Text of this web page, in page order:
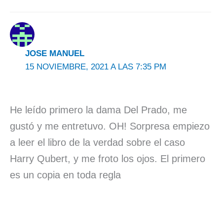
JOSE MANUEL
15 NOVIEMBRE, 2021 A LAS 7:35 PM
He leído primero la dama Del Prado, me
gustó y me entretuvo. OH! Sorpresa empiezo
a leer el libro de la verdad sobre el caso
Harry Qubert, y me froto los ojos. El primero
es un copia en toda regla